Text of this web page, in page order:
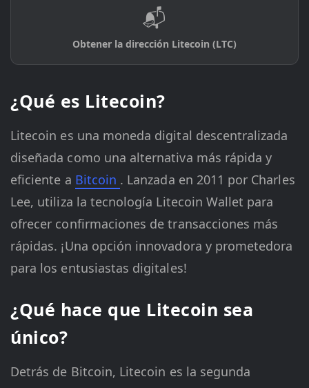
📬
Obtener la dirección Litecoin (LTC)
¿Qué es Litecoin?
Litecoin es una moneda digital descentralizada
diseñada como una alternativa más rápida y
eficiente a Bitcoin . Lanzada en 2011 por Charles
Lee, utiliza la tecnología Litecoin Wallet para
ofrecer confirmaciones de transacciones más
rápidas. ¡Una opción innovadora y prometedora
para los entusiastas digitales!
¿Qué hace que Litecoin sea
único?
Detrás de Bitcoin, Litecoin es la segunda